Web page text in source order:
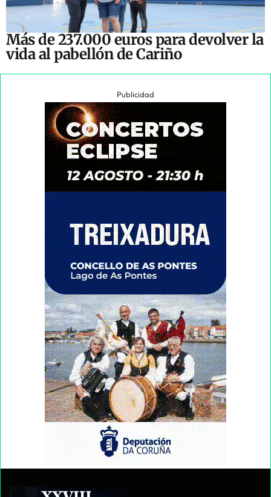
Más de 237.000 euros para devolver la
vida al pabellón de Cariño
Publicidad